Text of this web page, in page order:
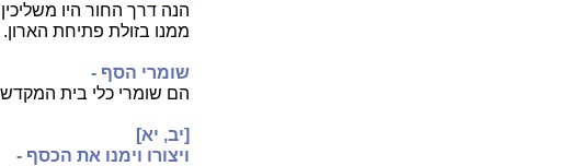
הנה דרך החור היו
ממנו בזולת פתיחת הארון.
שומרי הסף -
הם שומרי כלי בית
[יב, יא]
ויצורו וימנו את הכסף -